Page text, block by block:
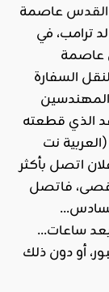
القدسعاصمة
ترامب، في
عاصمة
لنقل السفارة
الذي قطعته
نت
اتصل بأكثر
فاتصل
ساعات…
أو دون ذلك